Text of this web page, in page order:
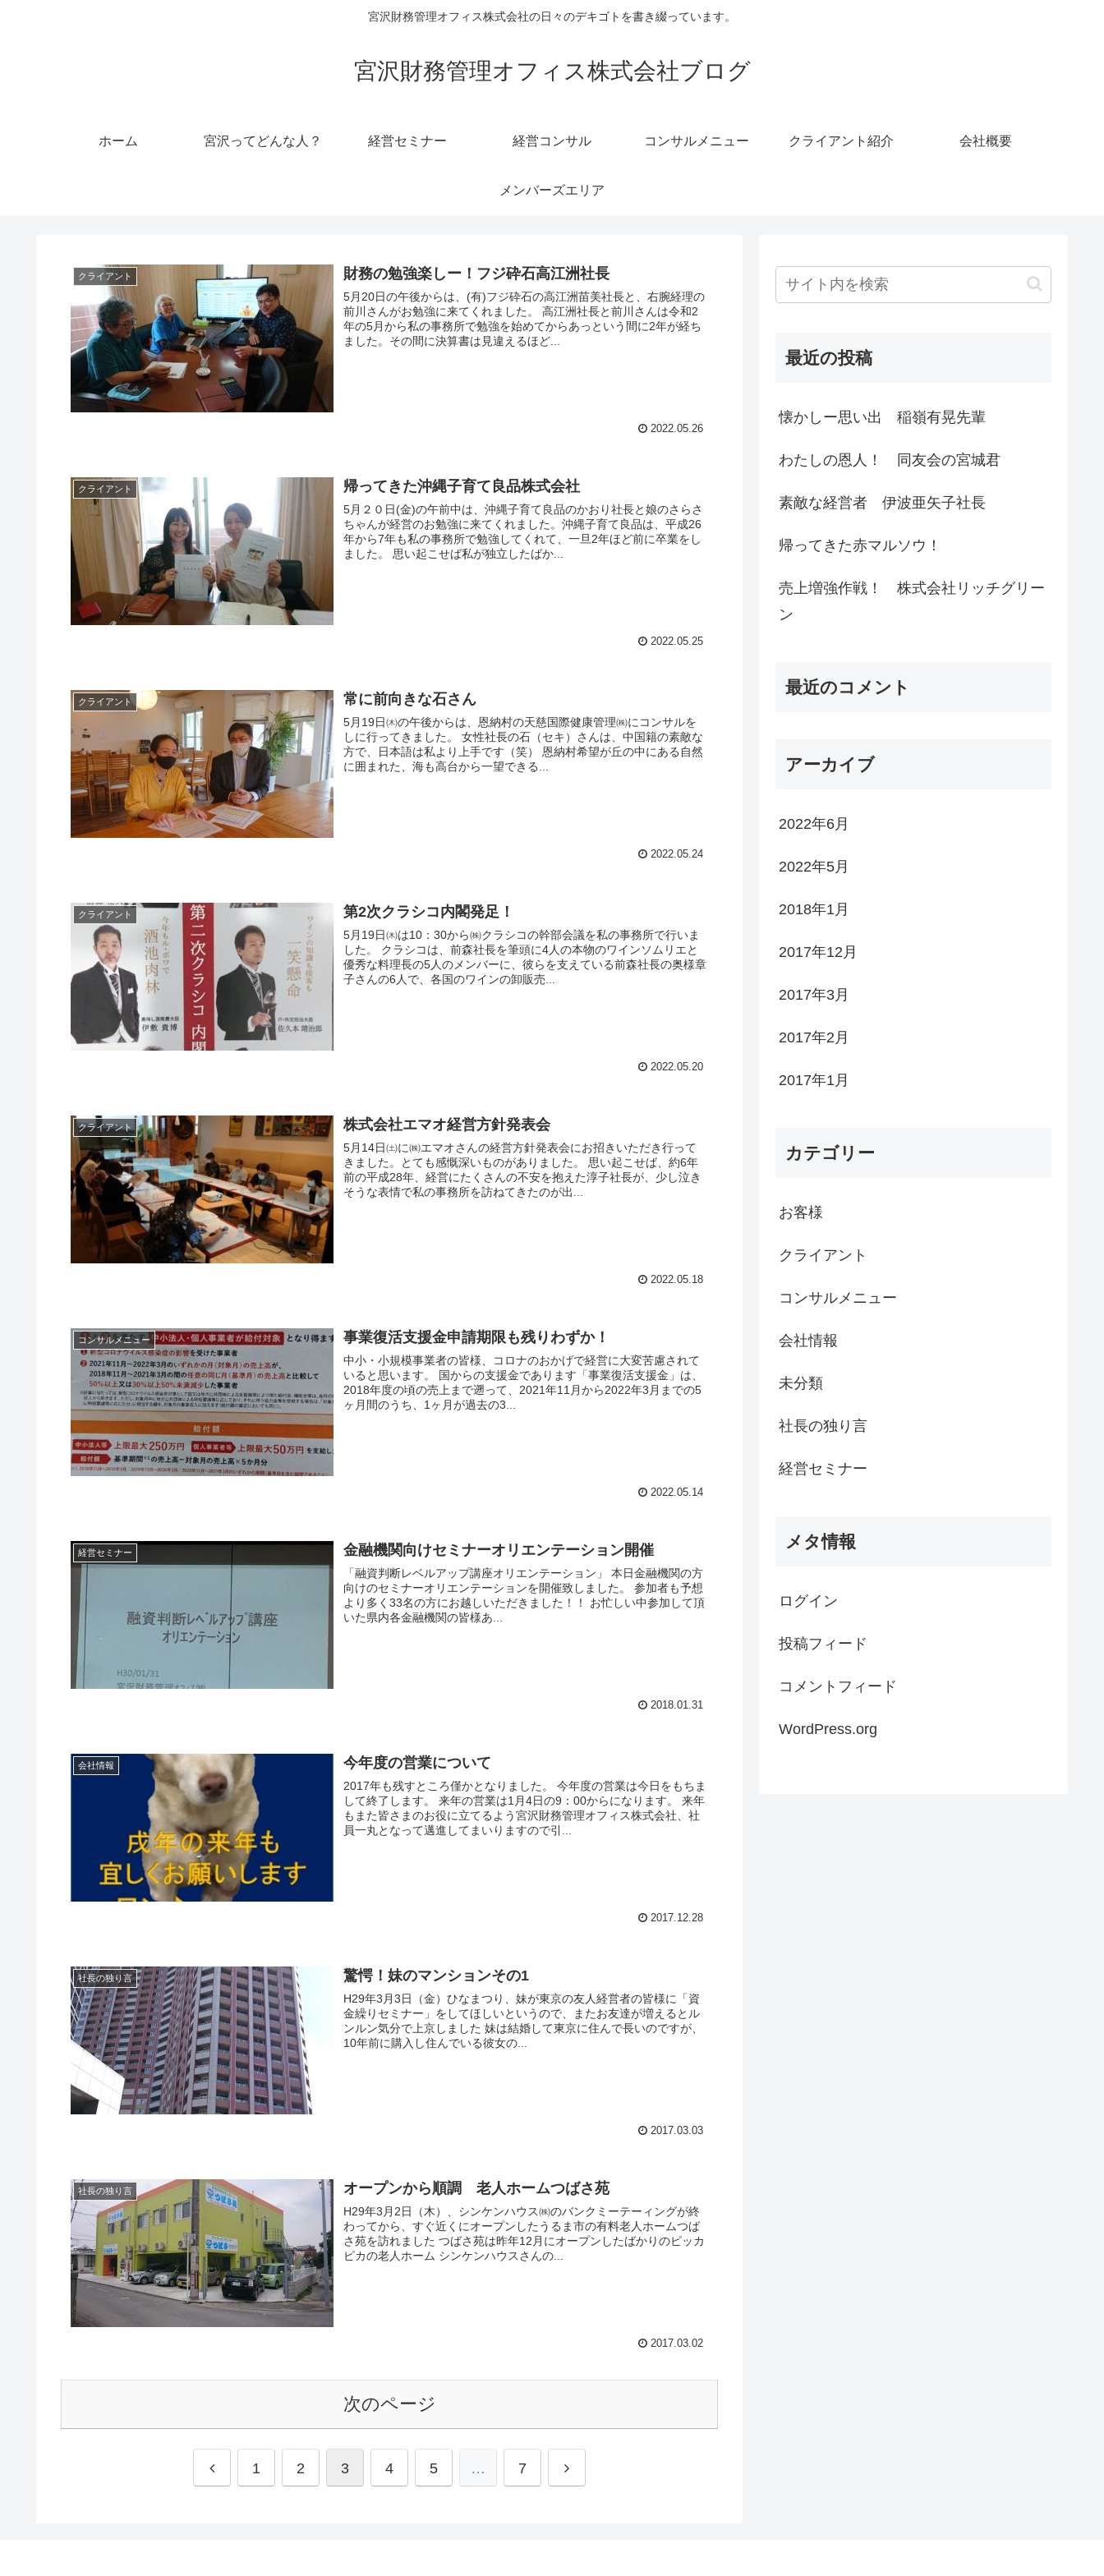
宮沢財務管理オフィス株式会社の日々のデキゴトを書き綴っています。
宮沢財務管理オフィス株式会社ブログ
ホーム 宮沢ってどんな人？ 経営セミナー 経営コンサル コンサルメニュー クライアント紹介 会社概要
メンバーズエリア
クライアント 財務の勉強楽しー！フジ砕石高江洲社長
5月20日の午後からは、(有)フジ砕石の高江洲苗美社長と、右腕経理の
前川さんがお勉強に来てくれました。 高江洲社長と前川さんは令和2
年の5月から私の事務所で勉強を始めてからあっという間に2年が経ち
ました。その間に決算書は見違えるほど...
2022.05.26
クライアント 帰ってきた沖縄子育て良品株式会社
5月２０日(金)の午前中は、沖縄子育て良品のかおり社長と娘のさらさ
ちゃんが経営のお勉強に来てくれました。沖縄子育て良品は、平成26
年から7年も私の事務所で勉強してくれて、一旦2年ほど前に卒業をし
ました。 思い起こせば私が独立したばか...
2022.05.25
クライアント 常に前向きな石さん
5月19日㈭の午後からは、恩納村の天慈国際健康管理㈱にコンサルを
しに行ってきました。 女性社長の石（セキ）さんは、中国籍の素敵な
方で、日本語は私より上手です（笑） 恩納村希望が丘の中にある自然
に囲まれた、海も高台から一望できる...
2022.05.24
クライアント 第2次クラシコ内閣発足！
5月19日㈭は10：30から㈱クラシコの幹部会議を私の事務所で行いま
した。 クラシコは、前森社長を筆頭に4人の本物のワインソムリエと
優秀な料理長の5人のメンバーに、彼らを支えている前森社長の奥様章
子さんの6人で、各国のワインの卸販売...
2022.05.20
クライアント 株式会社エマオ経営方針発表会
5月14日㈯に㈱エマオさんの経営方針発表会にお招きいただき行って
きました。とても感慨深いものがありました。 思い起こせば、約6年
前の平成28年、経営にたくさんの不安を抱えた淳子社長が、少し泣き
そうな表情で私の事務所を訪ねてきたのが出...
2022.05.18
コンサルメニュー 事業復活支援金申請期限も残りわずか！
中小・小規模事業者の皆様、コロナのおかげで経営に大変苦慮されて
いると思います。 国からの支援金であります「事業復活支援金」は、
2018年度の頃の売上まで遡って、2021年11月から2022年3月までの5
ヶ月間のうち、1ヶ月が過去の3...
2022.05.14
経営セミナー 金融機関向けセミナーオリエンテーション開催
「融資判断レベルアップ講座オリエンテーション」 本日金融機関の方
向けのセミナーオリエンテーションを開催致しました。 参加者も予想
より多く33名の方にお越しいただきました！！ お忙しい中参加して頂
いた県内各金融機関の皆様あ...
2018.01.31
会社情報 今年度の営業について
2017年も残すところ僅かとなりました。 今年度の営業は今日をもちま
して終了します。 来年の営業は1月4日の9：00からになります。 来年
もまた皆さまのお役に立てるよう宮沢財務管理オフィス株式会社、社
員一丸となって邁進してまいりますので引...
2017.12.28
社長の独り言 驚愕！妹のマンションその1
H29年3月3日（金）ひなまつり、妹が東京の友人経営者の皆様に「資
金繰りセミナー」をしてほしいというので、またお友達が増えるとル
ンルン気分で上京しました 妹は結婚して東京に住んで長いのですが、
10年前に購入し住んでいる彼女の...
2017.03.03
社長の独り言 オープンから順調 老人ホームつばさ苑
H29年3月2日（木）、シンケンハウス㈱のバンクミーテーィングが終
わってから、すぐ近くにオープンしたうるま市の有料老人ホームつば
さ苑を訪れました つばさ苑は昨年12月にオープンしたばかりのピッカ
ピカの老人ホーム シンケンハウスさんの...
2017.03.02
次のページ
1 2 3 4 5 … 7
最近の投稿
懐かしー思い出 稲嶺有晃先輩
わたしの恩人！ 同友会の宮城君
素敵な経営者 伊波亜矢子社長
帰ってきた赤マルソウ！
売上増強作戦！ 株式会社リッチグリー
ン
最近のコメント
アーカイブ
2022年6月
2022年5月
2018年1月
2017年12月
2017年3月
2017年2月
2017年1月
カテゴリー
お客様
クライアント
コンサルメニュー
会社情報
未分類
社長の独り言
経営セミナー
メタ情報
ログイン
投稿フィード
コメントフィード
WordPress.org